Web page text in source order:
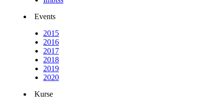
Events
2015
2016
2017
2018
2019
2020
Kurse